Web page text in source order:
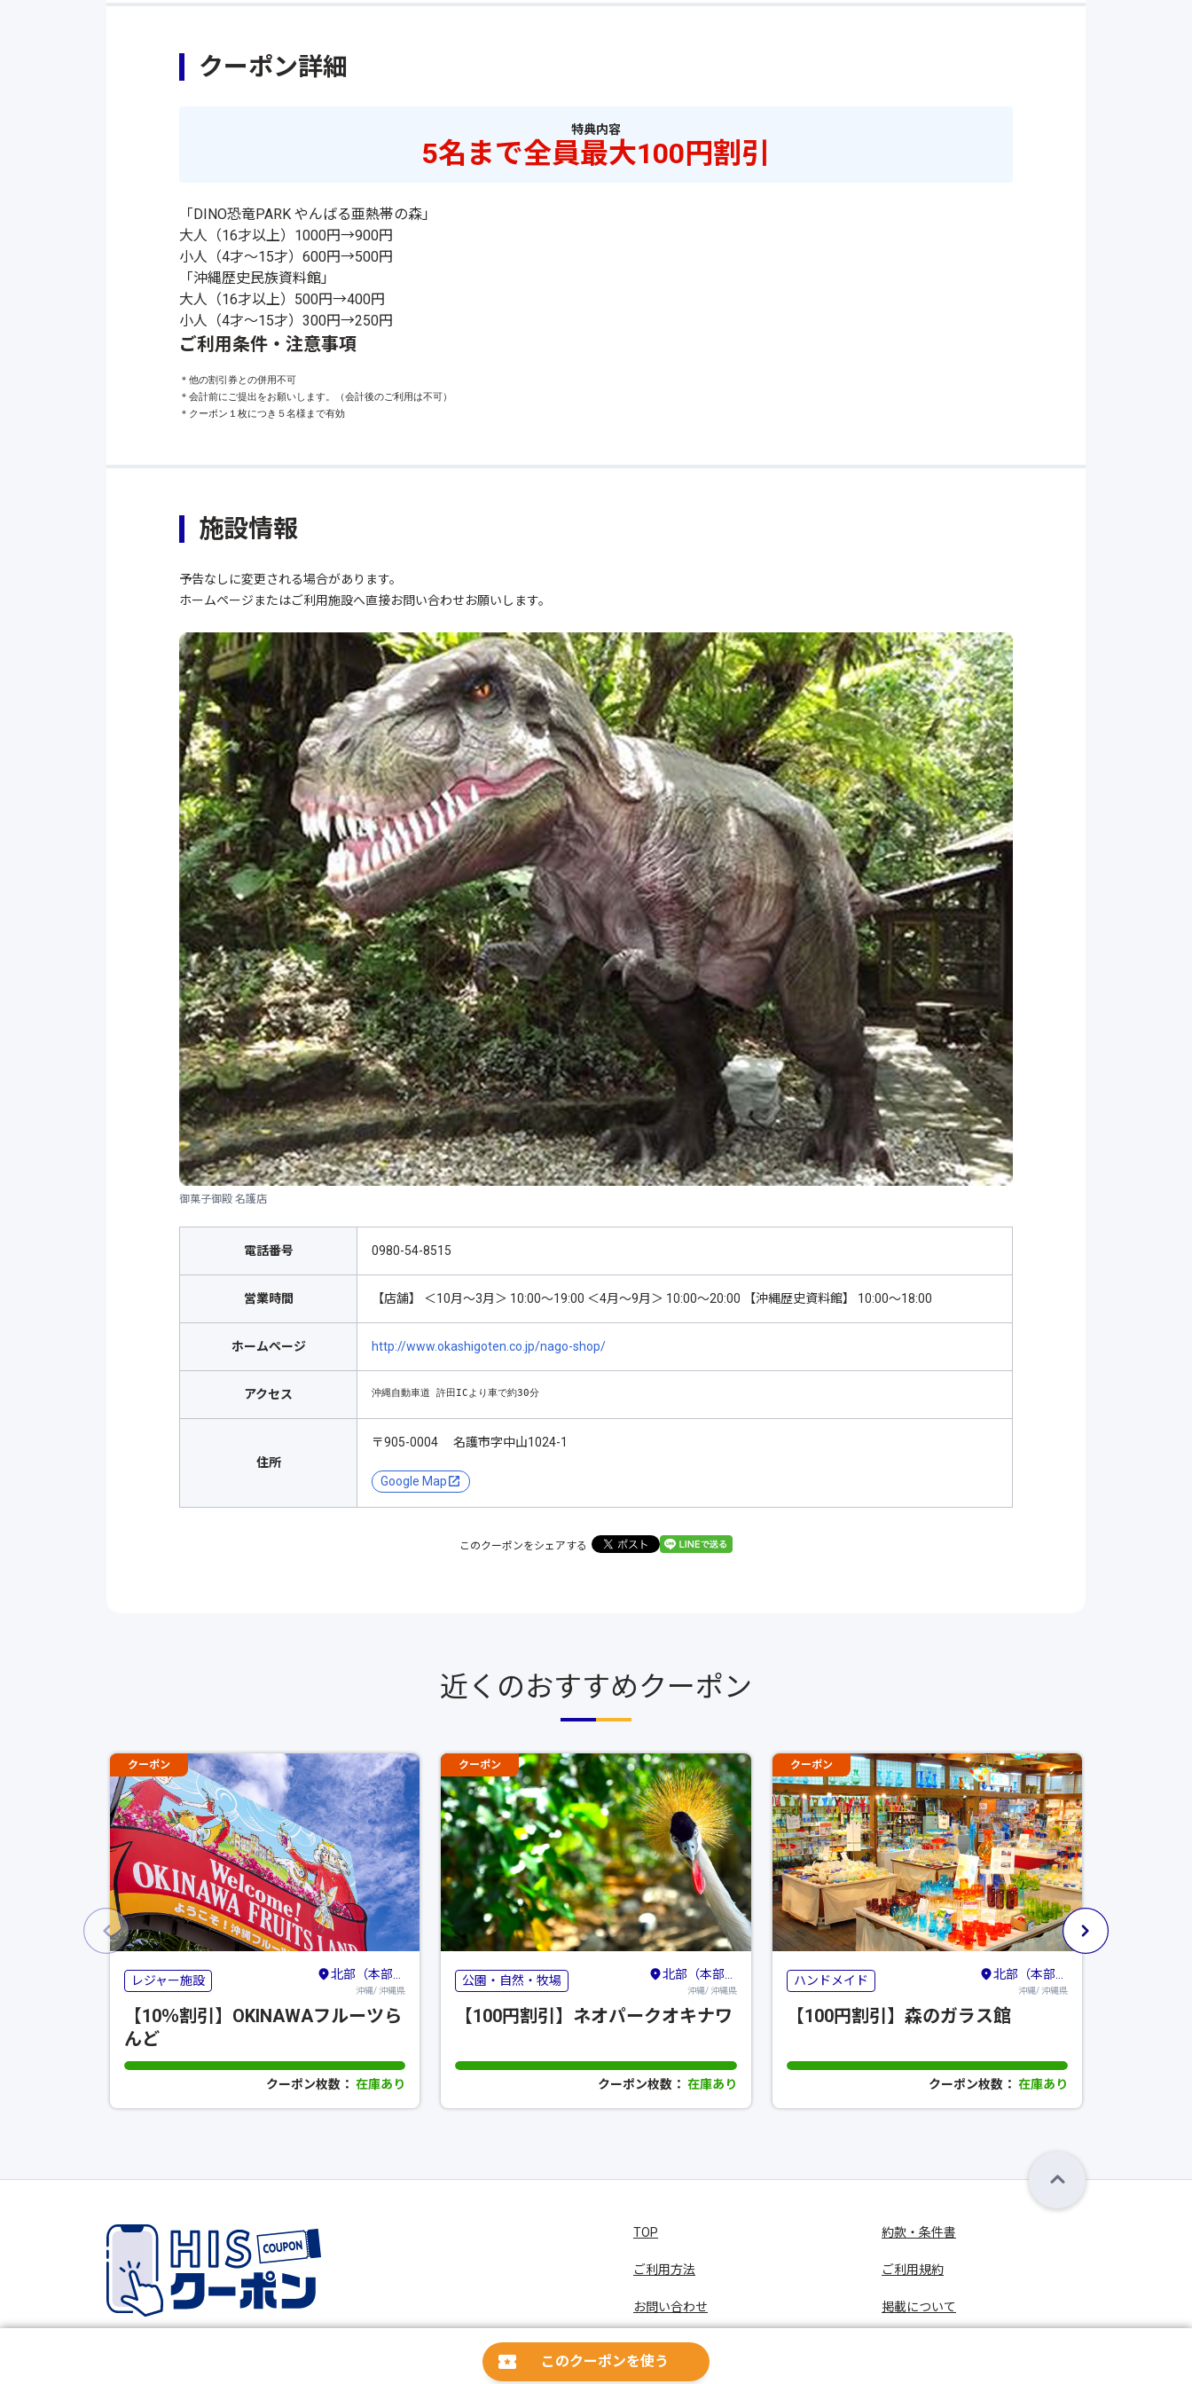
クーポン詳細
特典内容
5名まで全員最大100円割引
「DINO恐竜PARK やんばる亜熱帯の森」
大人（16才以上）1000円→900円
小人（4才～15才）600円→500円
「沖縄歴史民族資料館」
大人（16才以上）500円→400円
小人（4才～15才）300円→250円
ご利用条件・注意事項
＊他の割引券との併用不可
＊会計前にご提出をお願いします。（会計後のご利用は不可）
＊クーポン１枚につき５名様まで有効
施設情報
予告なしに変更される場合があります。
ホームページまたはご利用施設へ直接お問い合わせお願いします。
御菓子御殿 名護店
電話番号 0980-54-8515
営業時間 【店舗】 ＜10月～3月＞ 10:00～19:00 ＜4月～9月＞ 10:00～20:00 【沖縄歴史資料館】 10:00～18:00
ホームページ http://www.okashigoten.co.jp/nago-shop/
アクセス 沖縄自動車道 許田ICより車で約30分
住所
〒905-0004 名護市字中山1024-1
Google Map
このクーポンをシェアする
近くのおすすめクーポン
クーポン
レジャー施設 北部（本部・名護・国頭）
沖縄/ 沖縄県
【10％割引】OKINAWAフルーツら
んど
クーポン枚数：在庫あり
クーポン
公園・自然・牧場 北部（本部・名護・国頭）
沖縄/ 沖縄県
【100円割引】ネオパークオキナワ
クーポン枚数： 在庫あり
クーポン
ハンドメイド 北部（本部・名護・国頭）
沖縄/ 沖縄県
【100円割引】森のガラス館
クーポン枚数： 在庫あり
このクーポンを使う
TOP
ご利用方法
お問い合わせ
プライバシーポリシー
約款・条件書
ご利用規約
掲載について